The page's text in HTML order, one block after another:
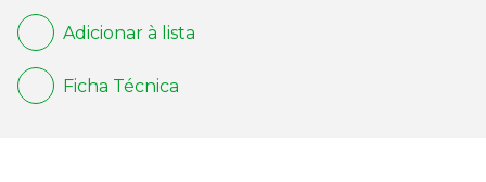
Adicionar à lista
Ficha Técnica